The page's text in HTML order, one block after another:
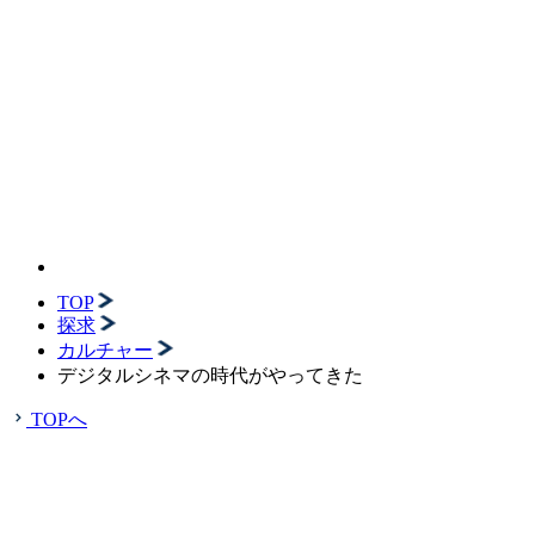
TOP
探求
カルチャー
デジタルシネマの時代がやってきた
TOPへ